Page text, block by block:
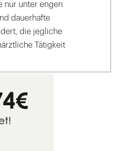
nur unter engen
dauerhafte
die jegliche
Tätigkeit